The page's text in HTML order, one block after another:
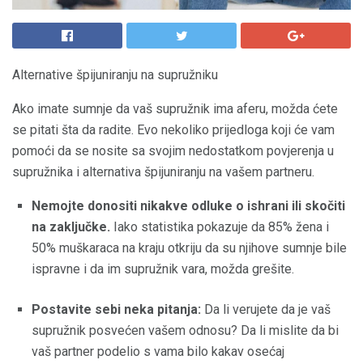
Alternative špijuniranju na supružniku
Ako imate sumnje da vaš supružnik ima aferu, možda ćete
se pitati šta da radite. Evo nekoliko prijedloga koji će vam
pomoći da se nosite sa svojim nedostatkom povjerenja u
supružnika i alternativa špijuniranju na vašem partneru.
Nemojte donositi nikakve odluke o ishrani ili skočiti
na zaključke. Iako statistika pokazuje da 85% žena i
50% muškaraca na kraju otkriju da su njihove sumnje bile
ispravne i da im supružnik vara, možda grešite.
Postavite sebi neka pitanja: Da li verujete da je vaš
supružnik posvećen vašem odnosu? Da li mislite da bi
vaš partner podelio s vama bilo kakav osećaj